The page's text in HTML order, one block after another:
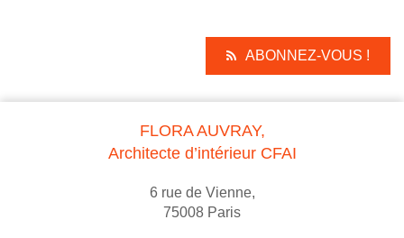
ABONNEZ-VOUS !
FLORA AUVRAY,
Architecte d’intérieur CFAI
6 rue de Vienne,
75008 Paris